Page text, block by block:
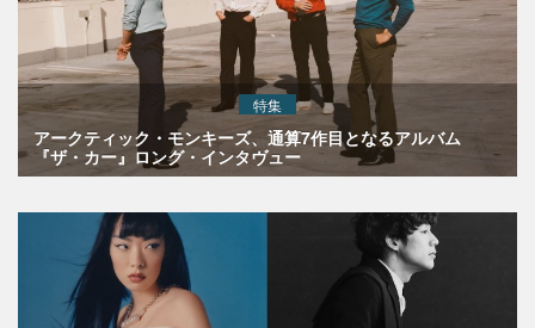
特集
アークティック・モンキーズ、通算7作目となるアルバム
『ザ・カー』ロング・インタヴュー